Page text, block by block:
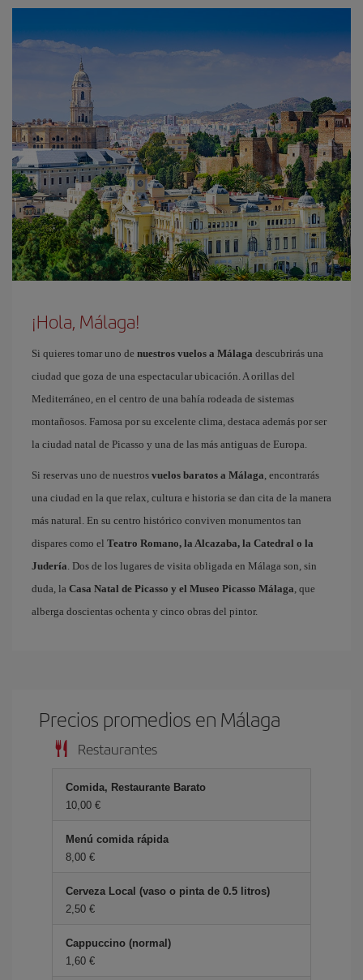
¡Hola, Málaga!
Si quieres tomar uno de nuestros vuelos a Málaga descubrirás una
ciudad que goza de una espectacular ubicación. A orillas del
Mediterráneo, en el centro de una bahía rodeada de sistemas
montañosos. Famosa por su excelente clima, destaca además por ser
la ciudad natal de Picasso y una de las más antiguas de Europa.
Si reservas uno de nuestros vuelos baratos a Málaga, encontrarás
una ciudad en la que relax, cultura e historia se dan cita de la manera
más natural. En su centro histórico conviven monumentos tan
dispares como el Teatro Romano, la Alcazaba, la Catedral o la
Judería. Dos de los lugares de visita obligada en Málaga son, sin
duda, la Casa Natal de Picasso y el Museo Picasso Málaga, que
alberga doscientas ochenta y cinco obras del pintor.
Precios promedios en Málaga
Restaurantes
Comida, Restaurante Barato
10,00 €
Menú comida rápida
8,00 €
Cerveza Local (vaso o pinta de 0.5 litros)
2,50 €
Cappuccino (normal)
1,60 €